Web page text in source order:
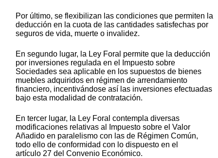
Por último, se flexibilizan las condiciones que permiten la
deducción en la cuota de las cantidades satisfechas por
seguros de vida, muerte o invalidez.
En segundo lugar, la Ley Foral permite que la deducción
por inversiones regulada en el Impuesto sobre
Sociedades sea aplicable en los supuestos de bienes
muebles adquiridos en régimen de arrendamiento
financiero, incentivándose así las inversiones efectuadas
bajo esta modalidad de contratación.
En tercer lugar, la Ley Foral contempla diversas
modificaciones relativas al Impuesto sobre el Valor
Añadido en paralelismo con las de Régimen Común,
todo ello de conformidad con lo dispuesto en el
artículo 27 del Convenio Económico.